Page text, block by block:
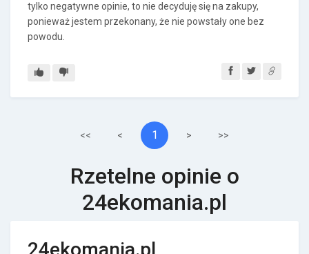
tylko negatywne opinie, to nie decyduję się na zakupy,
ponieważ jestem przekonany, że nie powstały one bez
powodu.
<< < 1 > >>
Rzetelne opinie o
24ekomania.pl